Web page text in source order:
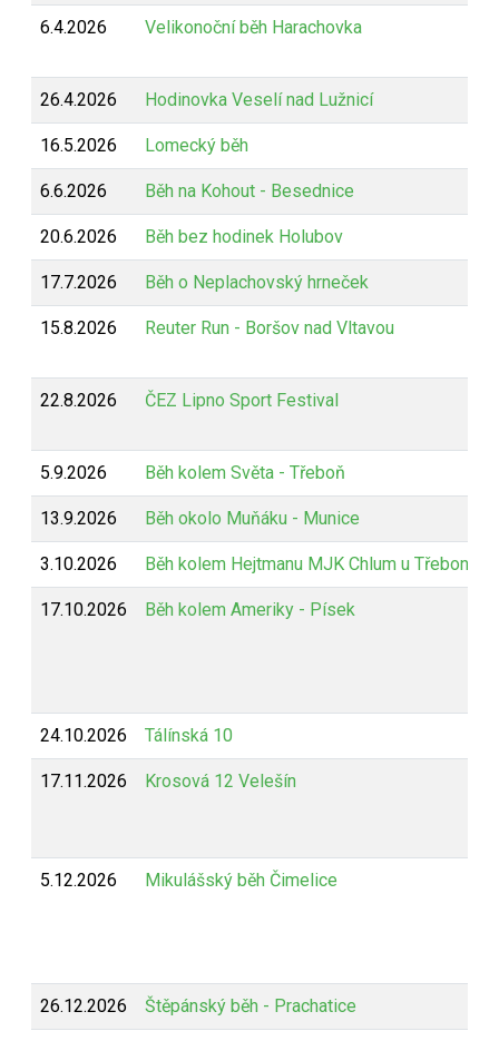
6.4.2026 Velikonoční běh Harachovka
26.4.2026 Hodinovka Veselí nad Lužnicí
16.5.2026 Lomecký běh
6.6.2026 Běh na Kohout - Besednice
20.6.2026 Běh bez hodinek Holubov
17.7.2026 Běh o Neplachovský hrneček
15.8.2026 Reuter Run - Boršov nad Vltavou
22.8.2026 ČEZ Lipno Sport Festival
5.9.2026 Běh kolem Světa - Třeboň
13.9.2026 Běh okolo Muňáku - Munice
3.10.2026 Běh kolem Hejtmanu MJK Chlum u Třeboně
17.10.2026 Běh kolem Ameriky - Písek
24.10.2026 Tálínská 10
17.11.2026 Krosová 12 Velešín
5.12.2026 Mikulášský běh Čimelice
26.12.2026 Štěpánský běh - Prachatice